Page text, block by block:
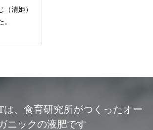
（清姫）
。
は、食育研究所がつくったオー
ニックの液肥です